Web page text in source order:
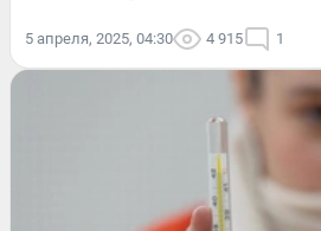
5 апреля, 2025, 04:30 4 915 1